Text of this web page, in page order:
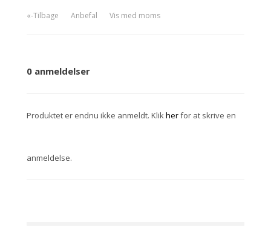
«-Tilbage Anbefal Vis med moms
0 anmeldelser
Produktet er endnu ikke anmeldt. Klikherfor at skrive en
anmeldelse.